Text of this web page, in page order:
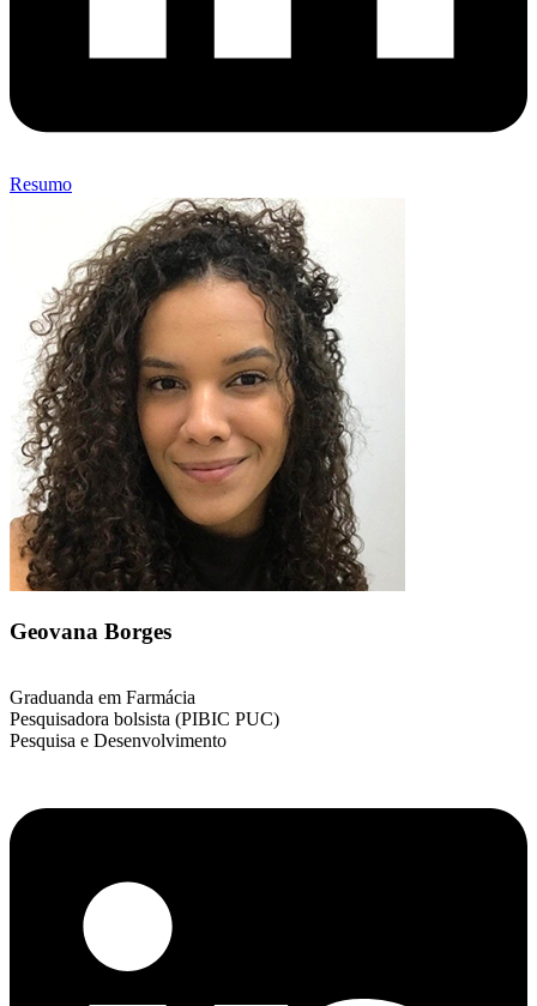
Resumo
Geovana Borges
Graduanda em Farmácia
Pesquisadora bolsista (PIBIC PUC)
Pesquisa e Desenvolvimento